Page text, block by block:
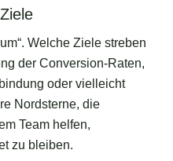
Welche Ziele streben
der Conversion-Raten,
oder vielleicht
Nordsterne, die
Team helfen,
zu bleiben.